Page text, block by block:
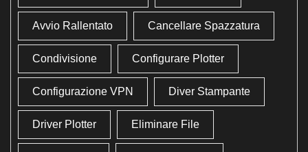
Avvio Rallentato Cancellare Spazzatura
Condivisione Configurare Plotter
Configurazione VPN Diver Stampante
Driver Plotter Eliminare File